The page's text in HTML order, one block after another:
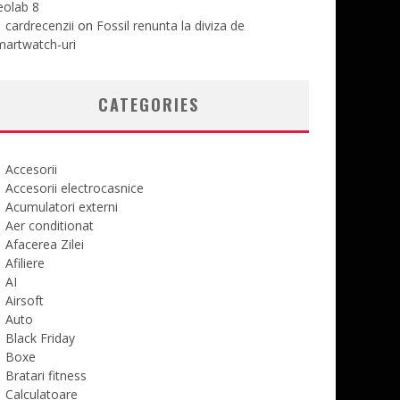
8
cardrecenzii on Fossil renunta la diviza de
uri
CATEGORIES
Accesorii
Accesorii electrocasnice
Acumulatori externi
Aer conditionat
Afacerea Zilei
Afiliere
AI
Airsoft
Auto
Black Friday
Boxe
Bratari fitness
Calculatoare